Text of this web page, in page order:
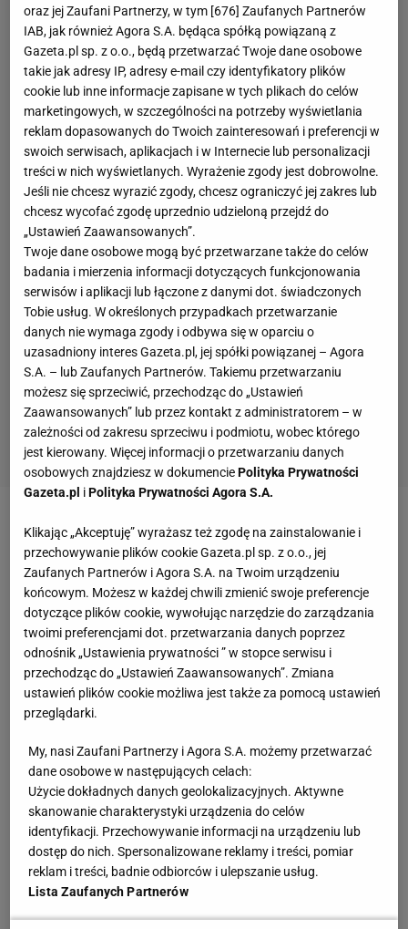
świecie człowiek orkiestra. Od kilku lat pracuje jako
dyrektor przy organizacji międzynarodowych
turniejów w Polsce - najpierw przy challengerze ATP,
a ostatnio przy imprezie WTA. Poza tym jest
kapitanem reprezentacji Polski w Pucharze Davisa i
trenerem aż trzech deblistów. Wielukibicówpamięta
go jednak przede wszystkim jako połowę duetu
razy wystąpił w kończącym sezon turnieju masters.
W 2011 roku dotarli w nim aż do finału, a kilka
miesięcy wcześniej przegrali mecz o tytuł w
wielkoszlemowymUS Open. Karierę 42-latek
zakończył z 18 tytułami deblowymi na koncie, a w
finale przegrał 26 razy.
oraz jej Zaufani Partnerzy, w tym [676] Zaufanych Partnerów
IAB, jak również Agora S.A. będąca spółką powiązaną z
Gazeta.pl sp. z o.o., będą przetwarzać Twoje dane osobowe
takie jak adresy IP, adresy e-mail czy identyfikatory plików
cookie lub inne informacje zapisane w tych plikach do celów
marketingowych, w szczególności na potrzeby wyświetlania
reklam dopasowanych do Twoich zainteresowań i preferencji w
swoich serwisach, aplikacjach i w Internecie lub personalizacji
treści w nich wyświetlanych. Wyrażenie zgody jest dobrowolne.
Jeśli nie chcesz wyrazić zgody, chcesz ograniczyć jej zakres lub
chcesz wycofać zgodę uprzednio udzieloną przejdź do
„Ustawień Zaawansowanych”.
Twoje dane osobowe mogą być przetwarzane także do celów
badania i mierzenia informacji dotyczących funkcjonowania
serwisów i aplikacji lub łączone z danymi dot. świadczonych
Tobie usług. W określonych przypadkach przetwarzanie
danych nie wymaga zgody i odbywa się w oparciu o
uzasadniony interes Gazeta.pl, jej spółki powiązanej – Agora
S.A. – lub Zaufanych Partnerów. Takiemu przetwarzaniu
możesz się sprzeciwić, przechodząc do „Ustawień
Zaawansowanych” lub przez kontakt z administratorem – w
zależności od zakresu sprzeciwu i podmiotu, wobec którego
jest kierowany. Więcej informacji o przetwarzaniu danych
osobowych znajdziesz w dokumenciePolityka Prywatności
Gazeta.pl iPolityka Prywatności Agora S.A.
Klikając „Akceptuję” wyrażasz też zgodę na zainstalowanie i
przechowywanie plików cookie Gazeta.pl sp. z o.o., jej
Zaufanych Partnerów i Agora S.A. na Twoim urządzeniu
końcowym. Możesz w każdej chwili zmienić swoje preferencje
dotyczące plików cookie, wywołując narzędzie do zarządzania
twoimi preferencjami dot. przetwarzania danych poprzez
odnośnik „Ustawienia prywatności ” w stopce serwisu i
przechodząc do „Ustawień Zaawansowanych”. Zmiana
ustawień plików cookie możliwa jest także za pomocą ustawień
przeglądarki.
My, nasi Zaufani Partnerzy i Agora S.A. możemy przetwarzać
dane osobowe w następujących celach:
Użycie dokładnych danych geolokalizacyjnych. Aktywne
skanowanie charakterystyki urządzenia do celów
identyfikacji. Przechowywanie informacji na urządzeniu lub
dostęp do nich. Spersonalizowane reklamy i treści, pomiar
reklam i treści, badnie odbiorców i ulepszanie usług.
Lista Zaufanych Partnerów